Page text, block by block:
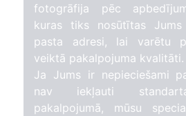
fotogrāfija pēc
kuras tiks nosūtītas
pasta adresi, lai varētu
veiktā pakalpojuma kvalitāti.
Ja Jums ir nepieciešami
nav iekļauti
pakalpojumā, mūsu